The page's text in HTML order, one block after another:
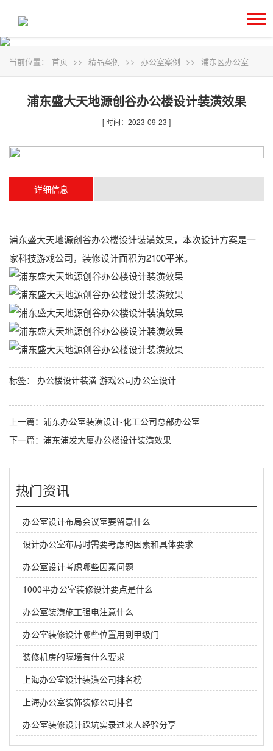
当前位置： 首页 >> 精品案例 >> 办公室案例 >> 浦东区办公室
浦东盛大天地源创谷办公楼设计装潢效果
[ 时间：2023-09-23 ]
详细信息
浦东盛大天地源创谷办公楼设计装潢效果，本次设计方案是一
家科技游戏公司，装修设计面积为2100平米。
标签： 办公楼设计装潢 游戏公司办公室设计
上一篇： 浦东办公室装潢设计-化工公司总部办公室
下一篇： 浦东浦发大厦办公楼设计装潢效果
热门资讯
办公室设计布局会议室要留意什么
设计办公室布局时需要考虑的因素和具体要求
办公室设计考虑哪些因素问题
1000平办公室装修设计要点是什么
办公室装潢施工强电注意什么
办公室装修设计哪些位置用到甲级门
装修机房的隔墙有什么要求
上海办公室设计装潢公司排名榜
上海办公室装饰装修公司排名
办公室装修设计踩坑实录过来人经验分享